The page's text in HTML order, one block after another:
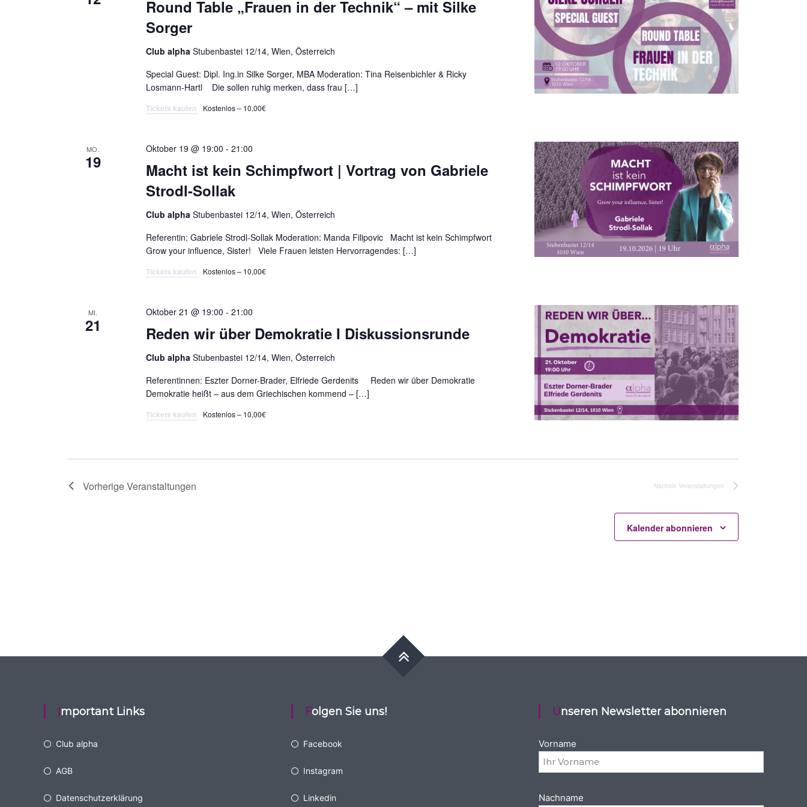
Round Table „Frauen in der Technik“ – mit Silke
Sorger
Club alphaStubenbastei 12/14, Wien, Österreich
Special Guest: Dipl. Ing.in Silke Sorger, MBA Moderation: Tina Reisenbichler & Ricky
Losmann-Hartl Die sollen ruhig merken, dass frau […]
Tickets kaufen Kostenlos – 10,00€
MO.
19
Macht ist kein Schimpfwort | Vortrag von Gabriele
Strodl-Sollak
Oktober 19 @ 19:00 -21:00
Club alphaStubenbastei 12/14, Wien, Österreich
Referentin: Gabriele Strodl-Sollak Moderation: Manda Filipovic Macht ist kein Schimpfwort
Grow your influence, Sister! Viele Frauen leisten Hervorragendes: […]
Tickets kaufen Kostenlos – 10,00€
MI.
21 Reden wir über Demokratie I Diskussionsrunde
Oktober 21 @ 19:00 -21:00
Club alphaStubenbastei 12/14, Wien, Österreich
Referentinnen: Eszter Dorner-Brader, Elfriede Gerdenits Reden wir über Demokratie
Demokratie heißt – aus dem Griechischen kommend – […]
Tickets kaufen Kostenlos – 10,00€
VorherigeVeranstaltungen Nächste Veranstaltungen
Kalender abonnieren
Important Links
Club alpha
AGB
Datenschutzerklärung
Folgen Sie uns!
Facebook
Instagram
Linkedin
Unseren Newsletter abonnieren
Vorname
Nachname